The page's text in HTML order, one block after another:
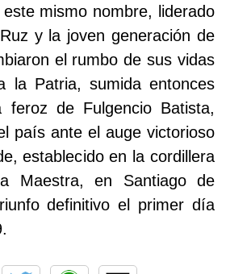
mismo nombre, liderado
y la joven generación de
el rumbo de sus vidas
la Patria, sumida entonces
feroz de Fulgencio Batista,
país ante el auge victorioso
establecido en la cordillera
Maestra, en Santiago de
definitivo el primer día